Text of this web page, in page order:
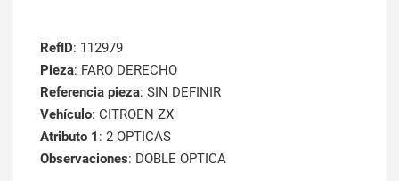
RefID: 112979
Pieza: FARO DERECHO
Referencia pieza: SIN DEFINIR
Vehículo: CITROEN ZX
Atributo 1 : 2 OPTICAS
Observaciones: DOBLE OPTICA